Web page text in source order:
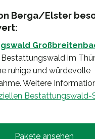
Berga/Elster
im
ruhige und würdevolle
Weitere
Bestattungswald-
Pakete ansehen